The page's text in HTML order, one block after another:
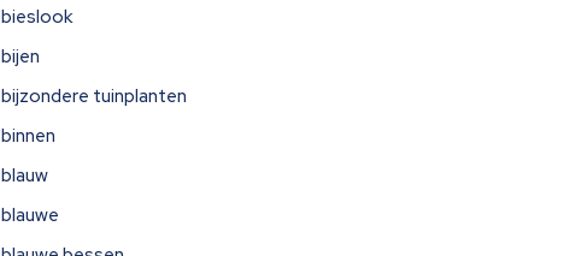
bieslook
bijen
bijzondere tuinplanten
binnen
blauw
blauwe